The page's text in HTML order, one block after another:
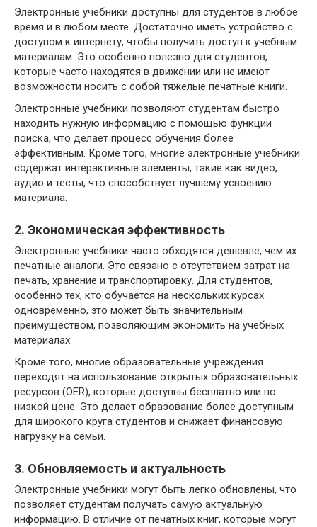
Электронные учебники доступны для студентов в любое
время и в любом месте. Достаточно иметь устройство с
доступом к интернету, чтобы получить доступ к учебным
материалам. Это особенно полезно для студентов,
которые часто находятся в движении или не имеют
возможности носить с собой тяжелые печатные книги.
Электронные учебники позволяют студентам быстро
находить нужную информацию с помощью функции
поиска, что делает процесс обучения более
эффективным. Кроме того, многие электронные учебники
содержат интерактивные элементы, такие как видео,
аудио и тесты, что способствует лучшему усвоению
материала.
2. Экономическая эффективность
Электронные учебники часто обходятся дешевле, чем их
печатные аналоги. Это связано с отсутствием затрат на
печать, хранение и транспортировку. Для студентов,
особенно тех, кто обучается на нескольких курсах
одновременно, это может быть значительным
преимуществом, позволяющим экономить на учебных
материалах.
Кроме того, многие образовательные учреждения
переходят на использование открытых образовательных
ресурсов (OER), которые доступны бесплатно или по
низкой цене. Это делает образование более доступным
для широкого круга студентов и снижает финансовую
нагрузку на семьи.
3. Обновляемость и актуальность
Электронные учебники могут быть легко обновлены, что
позволяет студентам получать самую актуальную
информацию. В отличие от печатных книг, которые могут